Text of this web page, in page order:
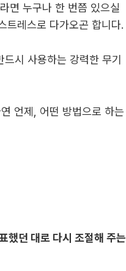
면 누구나 한 번쯤 있으실
트레스로 다가오곤 합니다.
시 사용하는 강력한 무기
언제, 어떤 방법으로 하는
했던 대로 다시 조절해 주는